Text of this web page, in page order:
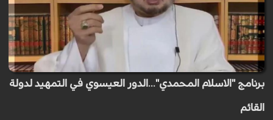
برنامج "الاسلام المحمدي"...الدور العيسوي في التمهيد لدولة
القائم